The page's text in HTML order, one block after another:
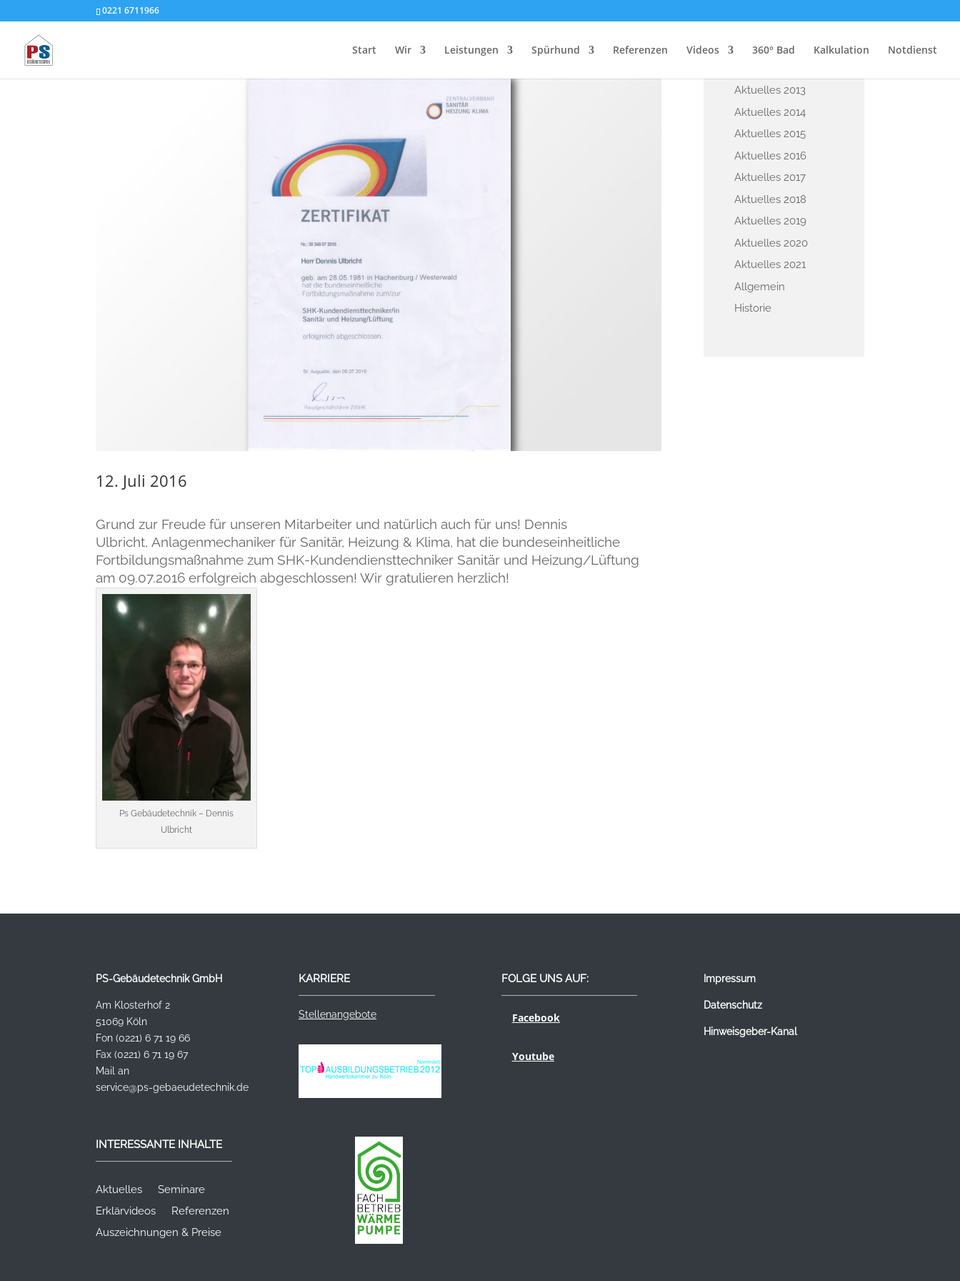
0221 6711966
Start Wir Leistungen Spürhund Referenzen Videos 360° Bad Kalkulation Notdienst
12. Juli 2016
Grund zur Freude für unseren Mitarbeiter und natürlich auch für uns! Dennis
Ulbricht, Anlagenmechaniker für Sanitär, Heizung & Klima, hat die bundeseinheitliche
Fortbildungsmaßnahme zum SHK-Kundendiensttechniker Sanitär und Heizung/Lüftung
am 09.07.2016 erfolgreich abgeschlossen! Wir gratulieren herzlich!
Ps Gebäudetechnik – Dennis
Ulbricht
KATEGORIEN
Aktuelles 2013
Aktuelles 2014
Aktuelles 2015
Aktuelles 2016
Aktuelles 2017
Aktuelles 2018
Aktuelles 2019
Aktuelles 2020
Aktuelles 2021
Allgemein
Historie
PS-Gebäudetechnik GmbH
Am Klosterhof 2
51069 Köln
Fon (0221) 6 71 19 66
Fax (0221) 6 71 19 67
Mail an
service@ps-gebaeudetechnik.de
KARRIERE
Stellenangebote
FOLGE UNS AUF:
Facebook
Youtube
Impressum
Datenschutz
Hinweisgeber-Kanal
INTERESSANTE INHALTE
Aktuelles
Seminare
Erklärvideos
Referenzen
Auszeichnungen & Preise